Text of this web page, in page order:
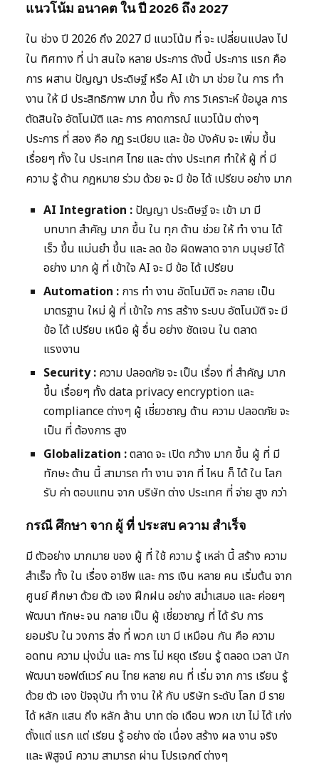
แนวโน้ม อนาคต ใน ปี 2026 ถึง 2027
ใน ช่วง ปี 2026 ถึง 2027 มี แนวโน้ม ที่ จะ เปลี่ยนแปลง ไป
ใน ทิศทาง ที่ น่า สนใจ หลาย ประการ ดังนี้ ประการ แรก คือ
การ ผสาน ปัญญา ประดิษฐ์ หรือ AI เข้า มา ช่วย ใน การ ทำ
งาน ให้ มี ประสิทธิภาพ มาก ขึ้น ทั้ง การ วิเคราะห์ ข้อมูล การ
ตัดสินใจ อัตโนมัติ และ การ คาดการณ์ แนวโน้ม ต่างๆ
ประการ ที่ สอง คือ กฎ ระเบียบ และ ข้อ บังคับ จะ เพิ่ม ขึ้น
เรื่อยๆ ทั้ง ใน ประเทศ ไทย และ ต่าง ประเทศ ทำให้ ผู้ ที่ มี
ความ รู้ ด้าน กฎหมาย ร่วม ด้วย จะ มี ข้อ ได้ เปรียบ อย่าง มาก
AI Integration : ปัญญา ประดิษฐ์ จะ เข้า มา มี
บทบาท สำคัญ มาก ขึ้น ใน ทุก ด้าน ช่วย ให้ ทำ งาน ได้
เร็ว ขึ้น แม่นยำ ขึ้น และ ลด ข้อ ผิดพลาด จาก มนุษย์ ได้
อย่าง มาก ผู้ ที่ เข้าใจ AI จะ มี ข้อ ได้ เปรียบ
Automation : การ ทำ งาน อัตโนมัติ จะ กลาย เป็น
มาตรฐาน ใหม่ ผู้ ที่ เข้าใจ การ สร้าง ระบบ อัตโนมัติ จะ มี
ข้อ ได้ เปรียบ เหนือ ผู้ อื่น อย่าง ชัดเจน ใน ตลาด
แรงงาน
Security : ความ ปลอดภัย จะ เป็น เรื่อง ที่ สำคัญ มาก
ขึ้น เรื่อยๆ ทั้ง data privacy encryption และ
compliance ต่างๆ ผู้ เชี่ยวชาญ ด้าน ความ ปลอดภัย จะ
เป็น ที่ ต้องการ สูง
Globalization :ตลาด จะ เปิด กว้าง มาก ขึ้น ผู้ ที่ มี
ทักษะ ด้าน นี้ สามารถ ทำ งาน จาก ที่ ไหน ก็ ได้ ใน โลก
รับ ค่า ตอบแทน จาก บริษัท ต่าง ประเทศ ที่ จ่าย สูง กว่า
กรณี ศึกษา จาก ผู้ ที่ ประสบ ความ สำเร็จ
มี ตัวอย่าง มากมาย ของ ผู้ ที่ ใช้ ความ รู้ เหล่า นี้ สร้าง ความ
สำเร็จ ทั้ง ใน เรื่อง อาชีพ และ การ เงิน หลาย คน เริ่มต้น จาก
ศูนย์ ศึกษา ด้วย ตัว เอง ฝึกฝน อย่าง สม่ำเสมอ และ ค่อยๆ
พัฒนา ทักษะ จน กลาย เป็น ผู้ เชี่ยวชาญ ที่ ได้ รับ การ
ยอมรับ ใน วงการ สิ่ง ที่ พวก เขา มี เหมือน กัน คือ ความ
อดทน ความ มุ่งมั่น และ การ ไม่ หยุด เรียน รู้ ตลอด เวลา นัก
พัฒนา ซอฟต์แวร์ คน ไทย หลาย คน ที่ เริ่ม จาก การ เรียน รู้
ด้วย ตัว เอง ปัจจุบัน ทำ งาน ให้ กับ บริษัท ระดับ โลก มี ราย
ได้ หลัก แสน ถึง หลัก ล้าน บาท ต่อ เดือน พวก เขา ไม่ ได้ เก่ง
ตั้งแต่ แรก แต่ เรียน รู้ อย่าง ต่อ เนื่อง สร้าง ผล งาน จริง
และ พิสูจน์ ความ สามารถ ผ่าน โปรเจกต์ ต่างๆ